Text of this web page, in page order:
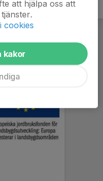
att hjälpa oss att
cookies
kakor